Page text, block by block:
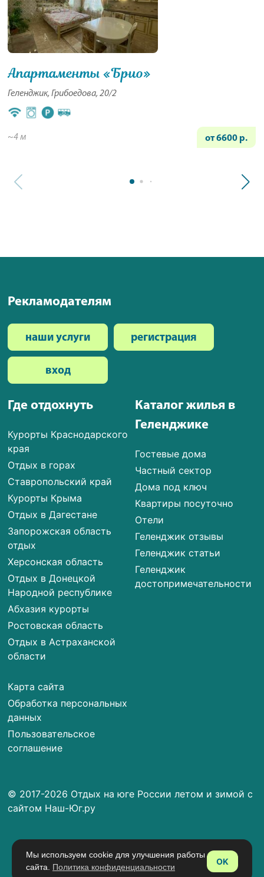
Апартаменты «Брио»
Геленджик, Грибоедова, 20/2
~4 м от 6600 р.
Где отдохнуть
Курорты Краснодарского
края
Отдых в горах
Ставропольский край
Курорты Крыма
Отдых в Дагестане
Запорожская область
отдых
Херсонская область
Отдых в Донецкой
Народной республике
Абхазия курорты
Ростовская область
Отдых в Астраханской
области
Карта сайта
Обработка персональных
данных
Пользовательское
соглашение
Каталог жилья в
Геленджике
Гостевые дома
Частный сектор
Дома под ключ
Квартиры посуточно
Отели
Геленджик отзывы
Геленджик статьи
Геленджик
достопримечательности
Рекламодателям
наши услуги регистрация
вход
© 2017-2026 Отдых на юге России летом и зимой с
сайтом Наш-Юг.ру
Мы используем cookie для улучшения работы
сайта. Политика конфиденциальности
OK